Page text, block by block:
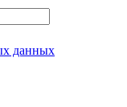
данных